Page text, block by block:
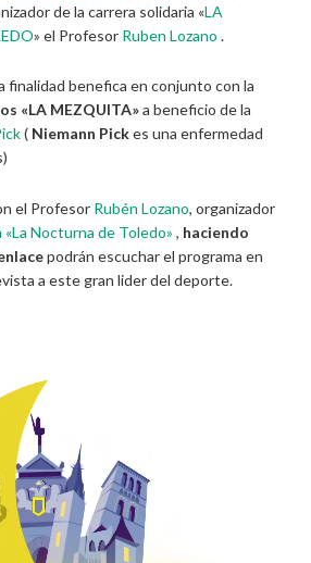
de la carrera solidaria «LA
» el Profesor Ruben Lozano .
finalidad benefica en conjunto con la
«LA MEZQUITA»a beneficio de la
( Niemann Pickes una enfermedad
el Profesor Rubén Lozano, organizador
«La Nocturna de Toledo» , haciendo
podrán escuchar el programa en
a este gran lider del deporte.